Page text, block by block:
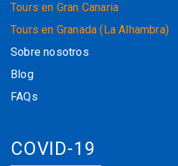
Tours en Gran Canaria
Tours en Granada (La Alhambra)
Sobre nosotros
Blog
FAQs
COVID-19